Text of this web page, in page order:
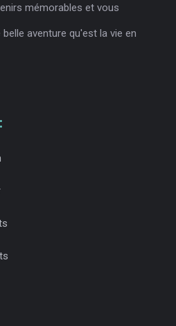
mémorables et vous
aventure qu'est la vie en